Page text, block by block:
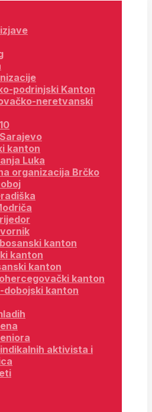
podrinjski Kanton
neretvanski
kanton
Luka
organizacija Brčko
kanton
kanton
kanton
kanton
dobojski kanton
aktivista i